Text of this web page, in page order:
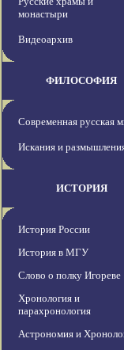
монастыри
Видеоархив
ФИЛОСОФИЯ
Современная русская
Искания и
ИСТОРИЯ
История России
История в МГУ
Слово о полку Игореве
Хронология и
парахронология
Астрономия и